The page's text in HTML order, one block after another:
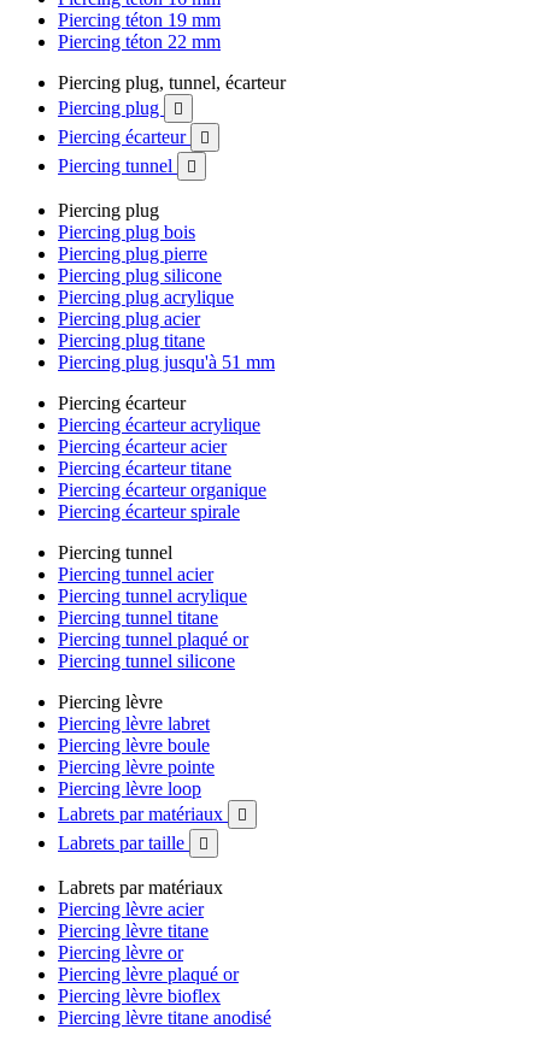
Piercing téton 19 mm
Piercing téton 22 mm
Piercing plug, tunnel, écarteur
Piercing plug

Piercing écarteur 
Piercing tunnel 
Piercing plug
Piercing plug bois
Piercing plug pierre
Piercing plug silicone
Piercing plug acrylique
Piercing plug acier
Piercing plug titane
Piercing plug jusqu'à 51 mm
Piercing écarteur
Piercing écarteur acrylique
Piercing écarteur acier
Piercing écarteur titane
Piercing écarteur organique
Piercing écarteur spirale
Piercing tunnel
Piercing tunnel acier
Piercing tunnel acrylique
Piercing tunnel titane
Piercing tunnel plaqué or
Piercing tunnel silicone
Piercing lèvre
Piercing lèvre labret
Piercing lèvre boule
Piercing lèvre pointe
Piercing lèvre loop
Labrets par matériaux

Labrets par taille 
Labrets par matériaux
Piercing lèvre acier
Piercing lèvre titane
Piercing lèvre or
Piercing lèvre plaqué or
Piercing lèvre bioflex
Piercing lèvre titane anodisé